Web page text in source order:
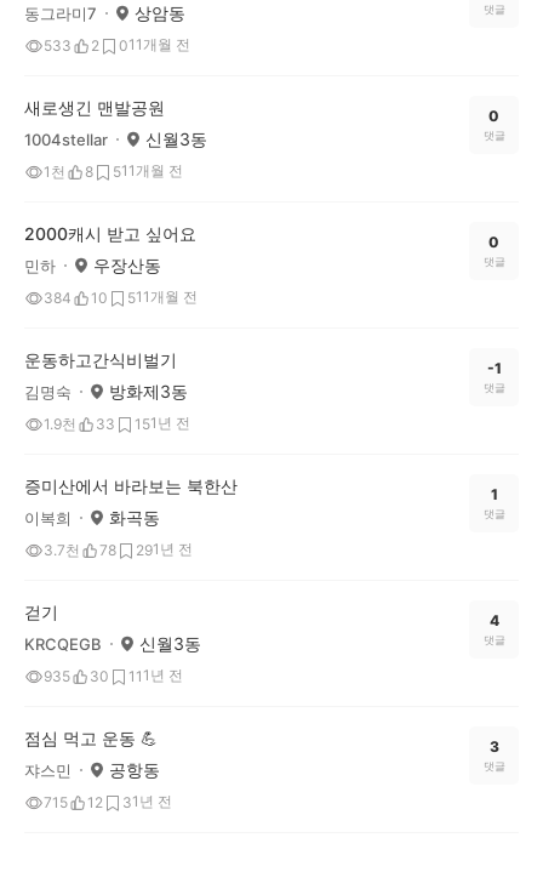
동그라미7 상암동
533 2 011개월 전
댓글
새로생긴 맨발공원
1004stellar 신월3동
1천 8 511개월 전
0
댓글
2000캐시 받고 싶어요
민하 우장산동
384 10 511개월 전
0
댓글
운동하고간식비벌기
김명숙 방화제3동
1.9천 33 151년 전
-1
댓글
증미산에서 바라보는 북한산
이복희 화곡동
3.7천 78 291년 전
1
댓글
걷기
KRCQEGB 신월3동
935 30 11 1년 전
4
댓글
점심 먹고 운동 💪
쟈스민 공항동
715 12 31년 전
3
댓글